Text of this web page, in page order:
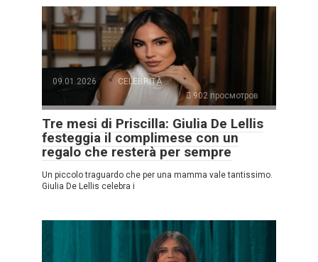
09.01.2026
CELEBRITÀ
902 просмотров
Tre mesi di Priscilla: Giulia De Lellis
festeggia il complimese con un
regalo che resterà per sempre
Un piccolo traguardo che per una mamma vale tantissimo.
Giulia De Lellis celebra i